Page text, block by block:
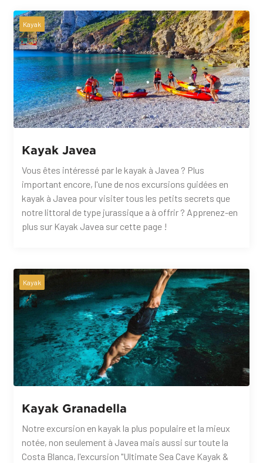
Kayak
Kayak Javea
Vous êtes intéressé par le kayak à Javea ? Plus
important encore, l'une de nos excursions guidées en
kayak à Javea pour visiter tous les petits secrets que
notre littoral de type jurassique a à offrir ? Apprenez-en
plus sur Kayak Javea sur cette page !
Kayak
Kayak Granadella
Notre excursion en kayak la plus populaire et la mieux
notée, non seulement à Javea mais aussi sur toute la
Costa Blanca, l'excursion "Ultimate Sea Cave Kayak &